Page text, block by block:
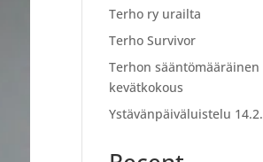
Terho ry urailta
Terho Survivor
Terhon sääntömääräinen
kevätkokous
Ystävänpäiväluistelu 14.2.